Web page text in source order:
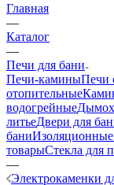
Главная
—
Каталог
—
Печи для бани
Печи-каминыПечи
отопительные
водогрейные
литьеДвери для
бани
товарыСтекла для
—
Электрокаменки